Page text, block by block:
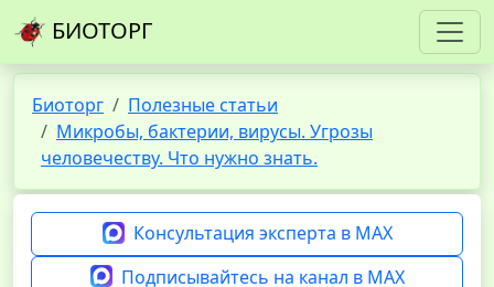
БИОТОРГ
Биоторг
Полезные статьи
Микробы, бактерии, вирусы. Угрозы
человечеству. Что нужно знать.
Консультация эксперта в MAX
Подписывайтесь на канал в MAX